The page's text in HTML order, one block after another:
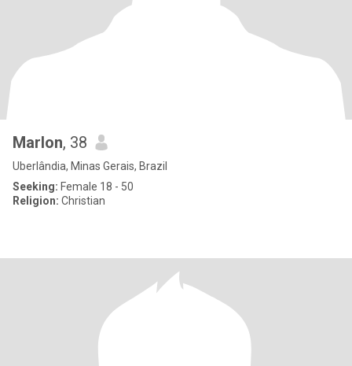
Marlon, 38
Uberlândia, Minas Gerais, Brazil
Seeking: Female 18 - 50
Religion: Christian